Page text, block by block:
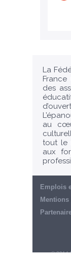
La
France
des
au
tout le
aux
Emplois
Mentions
© 2014